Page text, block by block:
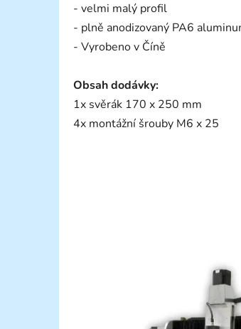
- velmi malý profil
- plně anodizovaný PA6
- Vyrobeno v Číně
Obsah dodávky:
1x svěrák 170 x 250 mm
4x montážní šrouby M6 x 25